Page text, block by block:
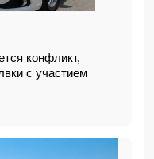
конфликт,
с участием